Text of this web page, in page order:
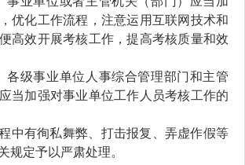
优化工作流程，注意运用互联网技术和
高效开展考核工作，提高考核质量和效
各级事业单位人事综合管理部门和主管
当加强对事业单位工作人员考核工作的
中有徇私舞弊、打击报复、弄虚作假等
规定予以严肃处理。